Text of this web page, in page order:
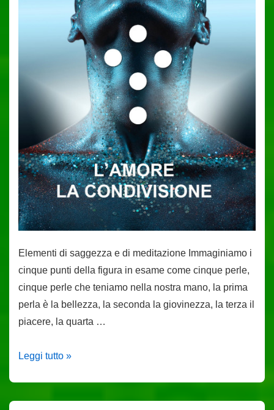
Elementi di saggezza e di meditazione Immaginiamo i
cinque punti della figura in esame come cinque perle,
cinque perle che teniamo nella nostra mano, la prima
perla è la bellezza, la seconda la giovinezza, la terza il
piacere, la quarta …
Geomanzia
Leggi tutto »